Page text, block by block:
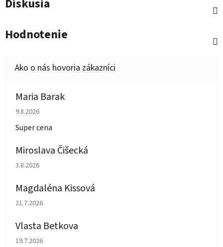
Diskusia
Hodnotenie
Maria Barak
Hodnotenie obchodu je 5 z 5 hviezdičiek.
9.8.2026
Super cena
Miroslava Čišecká
Hodnotenie obchodu je 1 z 5 hviezdičiek.
3.8.2026
Magdaléna Kissová
Hodnotenie obchodu je 5 z 5 hviezdičiek.
21.7.2026
Vlasta Betkova
Hodnotenie obchodu je 5 z 5 hviezdičiek.
19.7.2026